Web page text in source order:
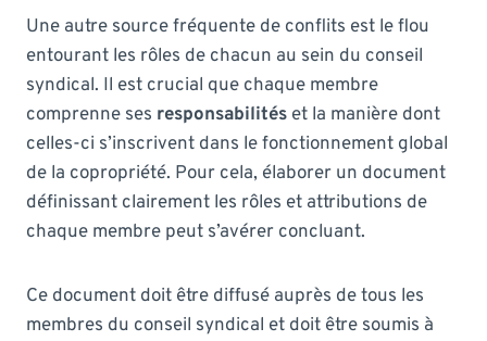
Une autre source fréquente de conflits est le flou
entourant les rôles de chacun au sein du conseil
syndical. Il est crucial que chaque membre
comprenne ses responsabilités et la manière dont
celles-ci s’inscrivent dans le fonctionnement global
de la copropriété. Pour cela, élaborer un document
définissant clairement les rôles et attributions de
chaque membre peut s’avérer concluant.
Ce document doit être diffusé auprès de tous les
membres du conseil syndical et doit être soumis à